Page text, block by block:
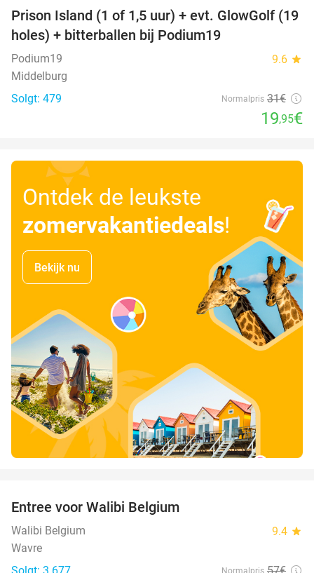
36%
Prison Island (1 of 1,5 uur) + evt. GlowGolf (19
holes) + bitterballen bij Podium19
Podium19 9.6 star
Middelburg
Solgt: 479
Normalpris 31€
19,95€
Ontdek de leukste
zomervakantiedeals!
Bekijk nu
Entree voor Walibi Belgium
Walibi Belgium 9.4 star
Wavre
Solgt: 3.677
Normalpris 57€